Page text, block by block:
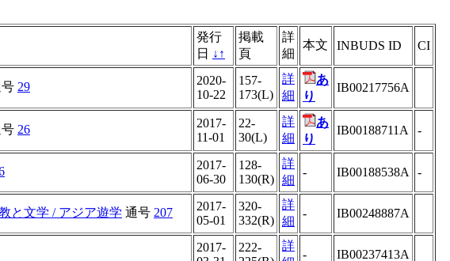
発行
日 ↓ ↑
掲載
頁
詳
細
本文 INBUDS ID CI
29
2020-
10-22
157-
173(L)
詳
細
あ
り
IB00217756A
26
2017-
11-01
22-
30(L)
詳
細
あ
り
IB00188711A -
2017-
06-30
128-
130(R)
詳
細
- IB00188538A -
と文学 / アジア遊学 通号 207
2017-
05-01
320-
332(R)
詳
細
- IB00248887A
2017-
222-
詳
- IB00237413A